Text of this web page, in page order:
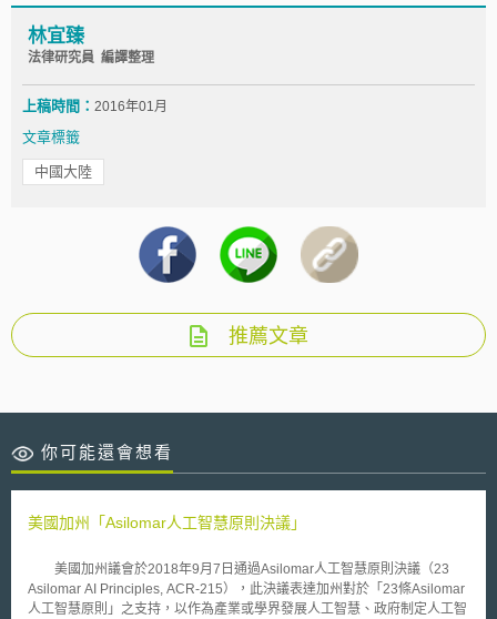
林宜臻
法律研究員 編譯整理
上稿時間： 2016年01月
文章標籤
中國大陸
推薦文章
你可能還會想看
美國加州「Asilomar人工智慧原則決議」
美國加州議會於2018年9月7日通過Asilomar人工智慧原則決議（23
Asilomar AI Principles, ACR-215），此決議表達加州對於「23條Asilomar
人工智慧原則」之支持，以作為產業或學界發展人工智慧、政府制定人工智